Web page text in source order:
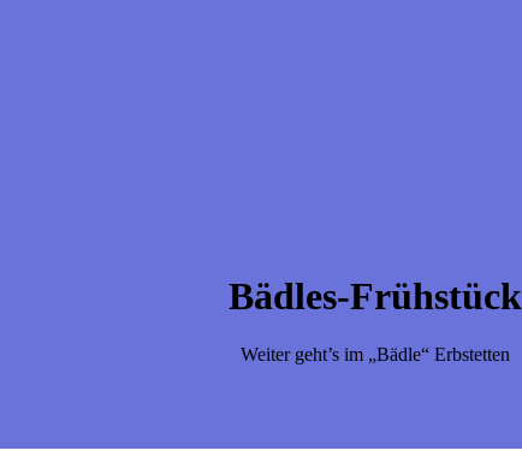
Bädles-Frühstück
Weiter geht’s im „Bädle“ Erbstetten